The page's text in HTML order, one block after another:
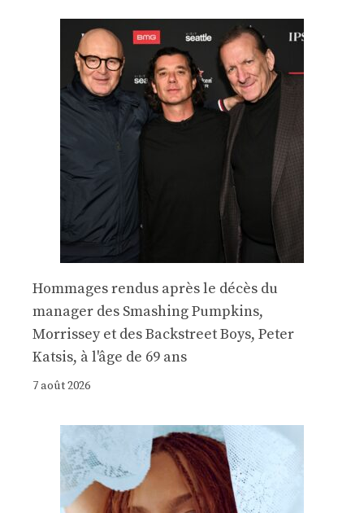
Hommages rendus après le décès du
manager des Smashing Pumpkins,
Morrissey et des Backstreet Boys, Peter
Katsis, à l'âge de 69 ans
7 août 2026